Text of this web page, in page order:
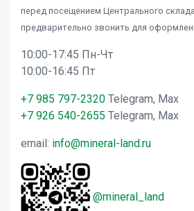
перед посещением Центрального
предварительно звонить для
10:00-17:45 Пн-Чт
10:00-16:45 Пт
+7 985 797-2320 Telegram, Max
+7 926 540-2655 Telegram, Max
email: info@mineral-land.ru
@mineral_land